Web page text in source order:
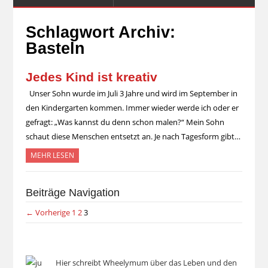
Schlagwort Archiv:
Basteln
Jedes Kind ist kreativ
Unser Sohn wurde im Juli 3 Jahre und wird im September in
den Kindergarten kommen. Immer wieder werde ich oder er
gefragt: „Was kannst du denn schon malen?“ Mein Sohn
schaut diese Menschen entsetzt an. Je nach Tagesform gibt…
MEHR LESEN
Beiträge Navigation
← Vorherige 1 23
Hier schreibt Wheelymum über das Leben und den